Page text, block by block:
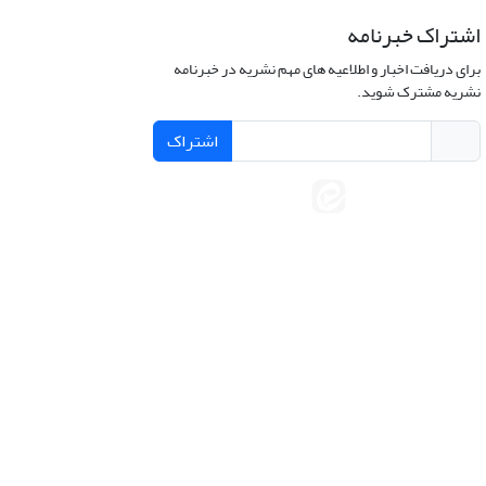
اشتراک خبرنامه
برای دریافت اخبار و اطلاعیه های مهم نشریه در خبرنامه
نشریه مشترک شوید.
اشتراک